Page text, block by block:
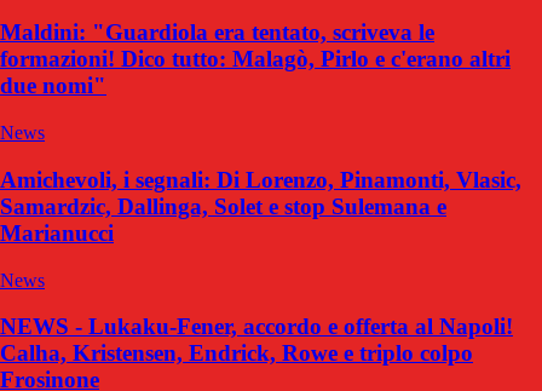
Maldini: "Guardiola era tentato, scriveva le
formazioni! Dico tutto: Malagò, Pirlo e c'erano altri
due nomi"
News
Amichevoli, i segnali: Di Lorenzo, Pinamonti, Vlasic,
Samardzic, Dallinga, Solet e stop Sulemana e
Marianucci
News
NEWS - Lukaku-Fener, accordo e offerta al Napoli!
Calha, Kristensen, Endrick, Rowe e triplo colpo
Frosinone